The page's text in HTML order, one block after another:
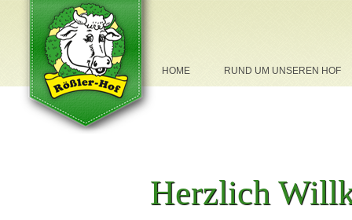
NAVIGATION
HOME RUND UM UNSEREN HOF
Herzlich